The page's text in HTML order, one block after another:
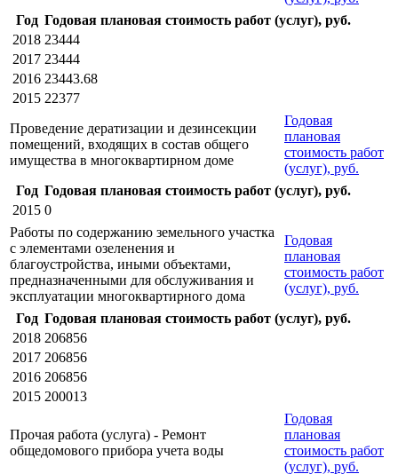
Год Годовая плановая стоимость работ (услуг), руб.
2018 23444
2017 23444
2016 23443.68
2015 22377
Проведение дератизации и дезинсекции
помещений, входящих в состав общего
имущества в многоквартирном доме
Годовая
плановая
стоимость работ
(услуг), руб.
Год Годовая плановая стоимость работ (услуг), руб.
2015 0
Работы по содержанию земельного участка
с элементами озеленения и
благоустройства, иными объектами,
предназначенными для обслуживания и
эксплуатации многоквартирного дома
Годовая
плановая
стоимость работ
(услуг), руб.
Год Годовая плановая стоимость работ (услуг), руб.
2018 206856
2017 206856
2016 206856
2015 200013
Прочая работа (услуга) - Ремонт
общедомового прибора учета воды
Годовая
плановая
стоимость работ
(услуг), руб.